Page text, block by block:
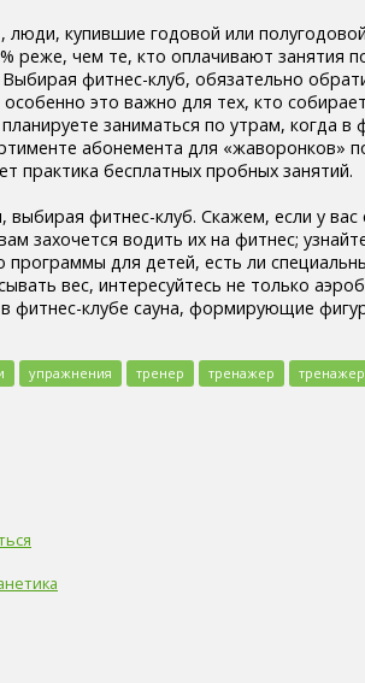
люди, купившие годовой или
реже, чем те, кто оплачивают занятия
фитнес-клуб, обязательно
это важно для тех, кто
заниматься по утрам, когда в
абонемента для «жаворонков»
практика бесплатных пробных занятий.
, выбирая фитнес-клуб. Скажем, если у вас
захочется водить их на фитнес;
для детей, есть ли
вес, интересуйтесь не только
фитнес-клубе сауна, формирующие
упражнения тренер тренажер